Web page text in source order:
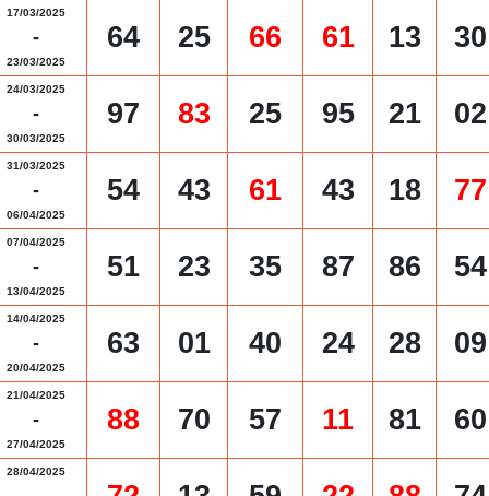
17/03/2025
-
23/03/2025
64 25 66 61 13 30
24/03/2025
-
30/03/2025
97 83 25 95 21 02
31/03/2025
-
06/04/2025
54 43 61 43 18 77
07/04/2025
-
13/04/2025
51 23 35 87 86 54
14/04/2025
-
20/04/2025
63 01 40 24 28 09
21/04/2025
-
27/04/2025
88 70 57 11 81 60
28/04/2025